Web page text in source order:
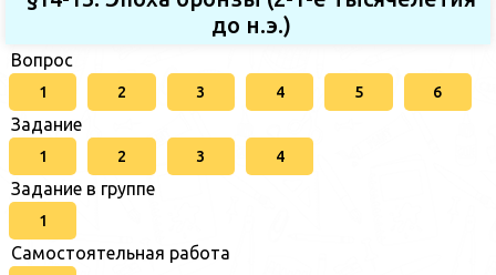
до н.э.)
Вопрос
1 2 3 4 5 6
Задание
1 2 3 4
Задание в группе
1
Самостоятельная работа